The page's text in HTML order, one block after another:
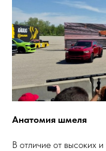
Анатомия шмеля
В отличие от высоких